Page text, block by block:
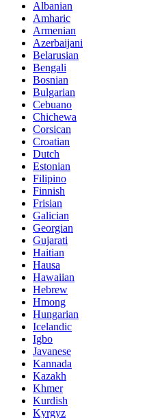
Albanian
Amharic
Armenian
Azerbaijani
Belarusian
Bengali
Bosnian
Bulgarian
Cebuano
Chichewa
Corsican
Croatian
Dutch
Estonian
Filipino
Finnish
Frisian
Galician
Georgian
Gujarati
Haitian
Hausa
Hawaiian
Hebrew
Hmong
Hungarian
Icelandic
Igbo
Javanese
Kannada
Kazakh
Khmer
Kurdish
Kyrgyz